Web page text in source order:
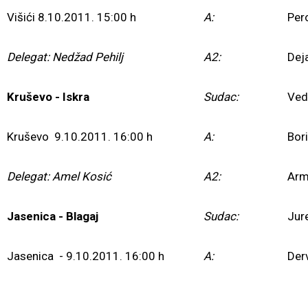
Višići 8.10.2011. 15:00 h A:
Delegat: Nedžad Pehilj A2:
Kruševo - Iskra Sudac:
Kruševo 9.10.2011. 16:00 h A:
Delegat: Amel Kosić A2:
Jasenica - Blagaj Sudac:
Jasenica - 9.10.2011. 16:00 h A: